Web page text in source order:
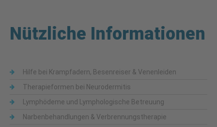
Nützliche Informationen
Hilfe bei Krampfadern, Besenreiser & Venenleiden
Therapieformen bei Neurodermitis
Lymphödeme und Lymphologische Betreuung
Narbenbehandlungen & Verbrennungstherapie